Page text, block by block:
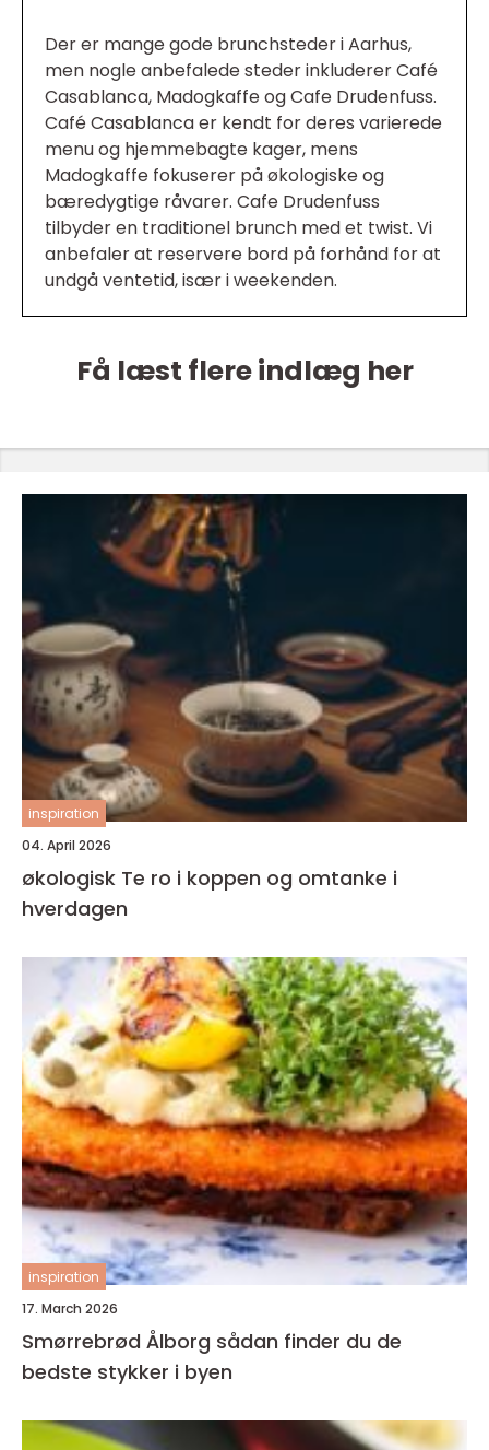
Der er mange gode brunchsteder i Aarhus,
men nogle anbefalede steder inkluderer Café
Casablanca, Madogkaffe og Cafe Drudenfuss.
Café Casablanca er kendt for deres varierede
menu og hjemmebagte kager, mens
Madogkaffe fokuserer på økologiske og
bæredygtige råvarer. Cafe Drudenfuss
tilbyder en traditionel brunch med et twist. Vi
anbefaler at reservere bord på forhånd for at
undgå ventetid, især i weekenden.
Få læst flere indlæg her
inspiration
04. April 2026
økologisk Te ro i koppen og omtanke i
hverdagen
inspiration
17. March 2026
Smørrebrød Ålborg sådan finder du de
bedste stykker i byen